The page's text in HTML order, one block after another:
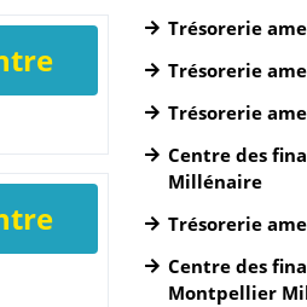
Trésorerie
Trésorerie
Trésorerie
Centre des
Millénaire
Trésorerie
Centre des
Montpellier